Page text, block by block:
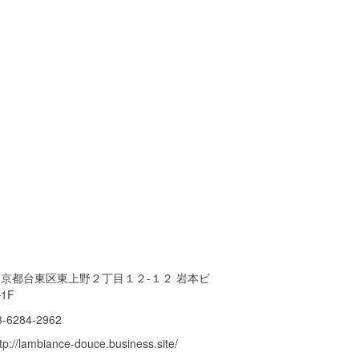
都台東区東上野２丁目１２-１２ 岩本ビ
6284-2962
lambiance-douce.business.site/